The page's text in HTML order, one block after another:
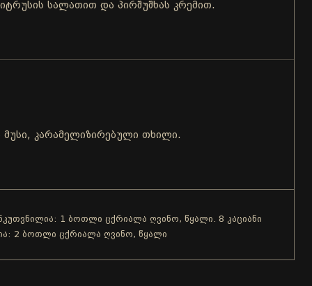
სალათით და პირშუშხას კრემით.
მუსი, კარამელიზირებული თხილი.
1 ბოთლი ცქრიალა ღვინო, წყალი. 8 კაციანი
2 ბოთლი ცქრიალა ღვინო, წყალი